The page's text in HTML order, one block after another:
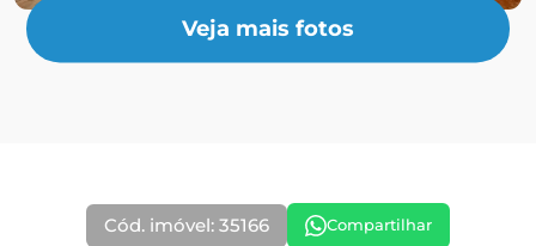
Veja mais fotos
Cód. imóvel: 35166 Compartilhar